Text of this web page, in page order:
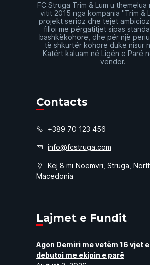
FC Struga Trim & Lum u
vitit 2015 nga kompania "Trim &
projekt serioz dhe tejet
filloi me përgatitjet sipas
bashkëkohore, dhe për një
të shkurtër kohore duke nisur
Katërt kaluam në Ligën e Parë
vendor.
Contacts
+389 70 123 456
info@fcstruga.com
Kej 8 mi Noemvri, Struga,
Macedonia
Lajmet e Fundit
Agon Demiri me vetëm 16 vjet
debutoi me ekipin e parë